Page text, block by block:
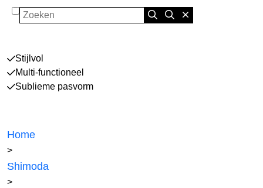
Zoeken
Stijlvol
Multi-functioneel
Sublieme pasvorm
Home
>
Shimoda
>